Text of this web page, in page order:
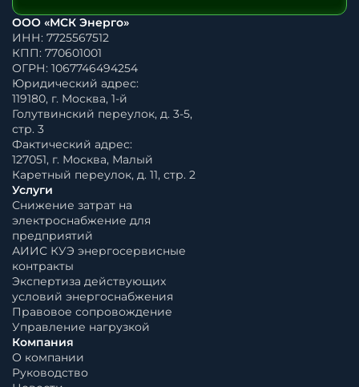
ООО «МСК Энерго»
ИНН: 7725567512
КПП: 770601001
ОГРН: 1067746494254
Юридический адрес:
119180, г. Москва, 1-й
Голутвинский переулок, д. 3-5,
стр. 3
Фактический адрес:
127051, г. Москва, Малый
Каретный переулок, д. 11, стр. 2
Услуги
Снижение затрат на
электроснабжение для
предприятий
АИИС КУЭ энергосервисные
контракты
Экспертиза действующих
условий энергоснабжения
Правовое сопровождение
Управление нагрузкой
Компания
О компании
Руководство